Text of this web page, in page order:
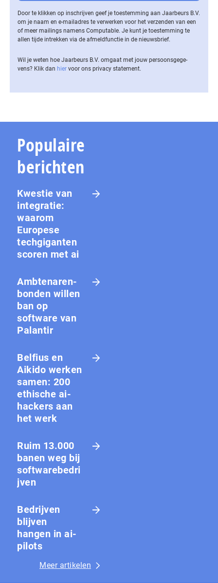
Door te klikken op inschrijven geef je toestemming aan Jaarbeurs B.V.
om je naam en e-mailadres te verwerken voor het verzenden van een
of meer mailings namens Computable. Je kunt je toestemming te
allen tijde intrekken via de af­meld­func­tie in de nieuwsbrief.
Wil je weten hoe Jaarbeurs B.V. omgaat met jouw per­soons­ge­ge­
vens? Klik dan hier voor ons privacy statement.
Populaire
berichten
Kwestie van
integratie:
waarom
Europese
techgiganten
scoren met ai
Amb­te­na­ren­
bon­den willen
ban op
software van
Palantir
Belfius en
Aikido werken
samen: 200
ethische ai-
hackers aan
het werk
Ruim 13.000
banen weg bij
softwarebedri
jven
Bedrijven
blijven
hangen in ai-
pilots
Meer artikelen